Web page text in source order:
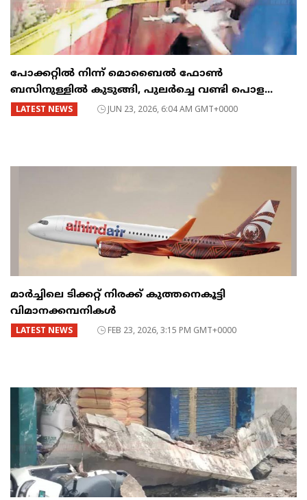
പോക്കറ്റിൽ നിന്ന് മൊബൈൽ ഫോൺ
ബസിനുള്ളിൽ കുടുങ്ങി, പുലർച്ചെ വണ്ടി പൊള...
LATEST NEWS JUN 23, 2026, 6:04 AM GMT+0000
മാർച്ചിലെ ടിക്കറ്റ് നിരക്ക് കുത്തനെകൂട്ടി
വിമാനക്കമ്പനികൾ
LATEST NEWS FEB 23, 2026, 3:15 PM GMT+0000